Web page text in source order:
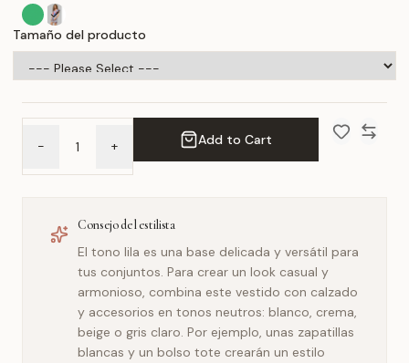
Tamaño del producto
- + Add to Cart
Consejo del estilista
El tono lila es una base delicada y versátil para
tus conjuntos. Para crear un look casual y
armonioso, combina este vestido con calzado
y accesorios en tonos neutros: blanco, crema,
beige o gris claro. Por ejemplo, unas zapatillas
blancas y un bolso tote crearán un estilo